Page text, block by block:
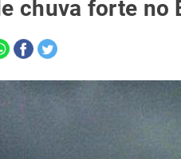
chuva forte no